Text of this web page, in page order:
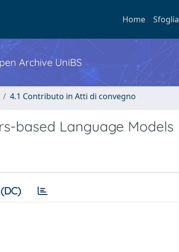
Home Sfoglia
Archive UniBS
4.1 Contributo in Atti di convegno
based Language Models